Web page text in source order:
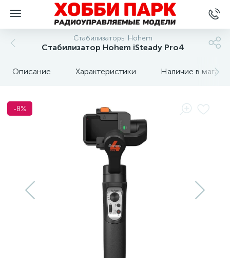
Стабилизаторы Hohem
Стабилизатор Hohem iSteady Pro4
Описание Характеристики Наличие в
-8%